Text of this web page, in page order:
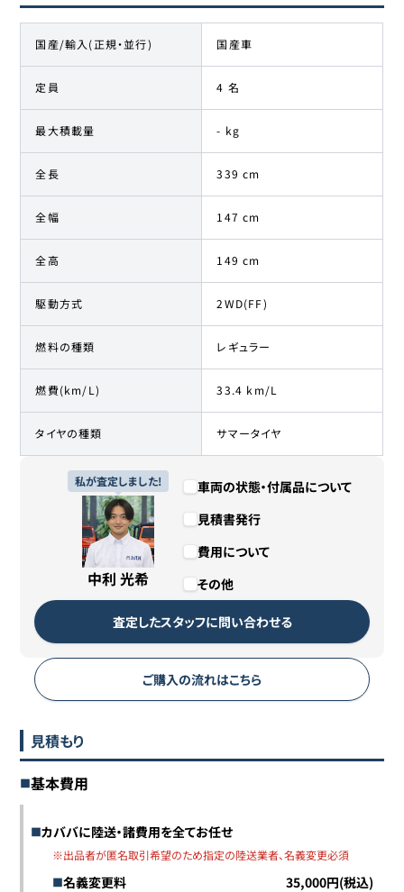
国産/輸入(正規・並行) 国産車
定員 4 名
最大積載量 - kg
全長 339 cm
全幅 147 cm
全高 149 cm
駆動方式 2WD(FF)
燃料の種類 レギュラー
燃費(km/L) 33.4 km/L
タイヤの種類 サマータイヤ
私が査定しました!
中利 光希
車両の状態・付属品について
見積書発行
費用について
その他
査定したスタッフに問い合わせる
ご購入の流れはこちら
見積もり
基本費用
カババに陸送・諸費用を全てお任せ
※出品者が匿名取引希望のため指定の陸送業者、名義変更必須
名義変更料 35,000円(税込)